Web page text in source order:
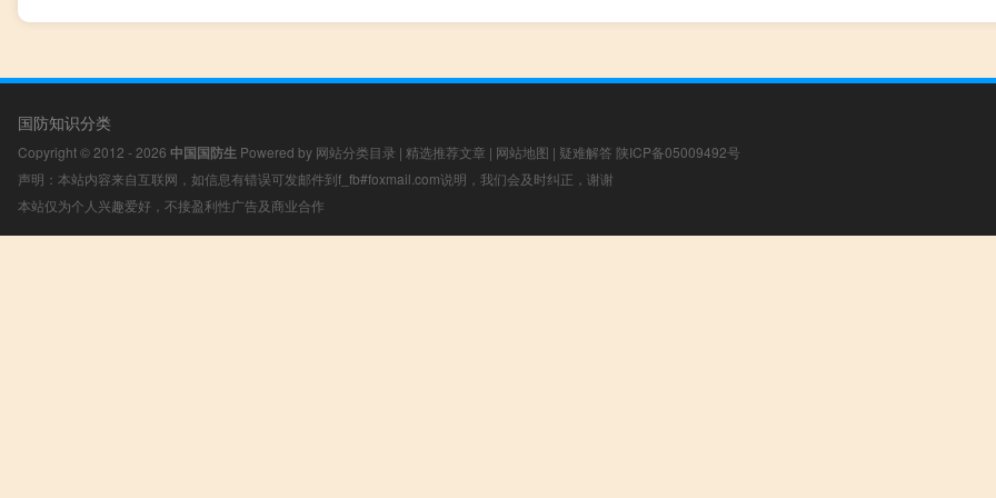
国防知识分类
Copyright © 2012 - 2026 中国国防生 Powered by 网站分类目录 | 精选推荐文章 | 网站地图 | 疑难解答 陕ICP备05009492号
声明：本站内容来自互联网，如信息有错误可发邮件到f_fb#foxmail.com说明，我们会及时纠正，谢谢
本站仅为个人兴趣爱好，不接盈利性广告及商业合作